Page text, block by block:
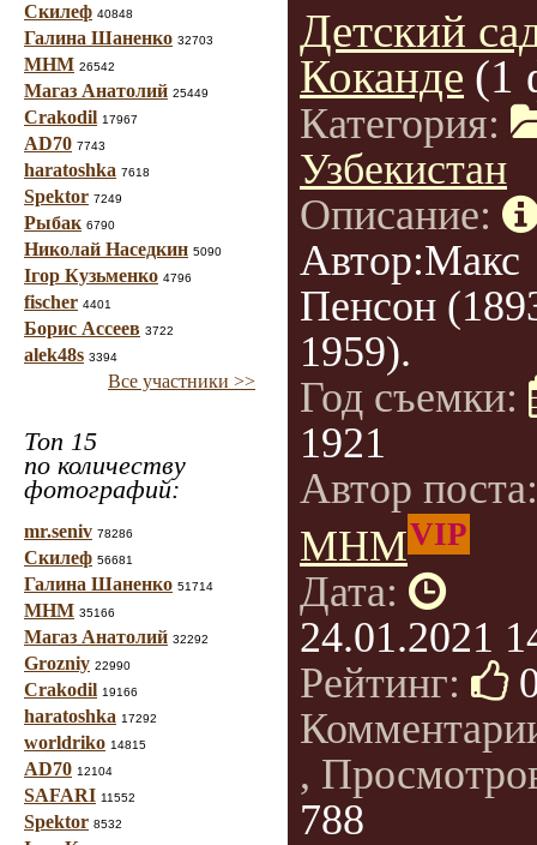
Скилеф 40848
Галина Шаненко 32703
МНМ 26542
Магаз Анатолий 25449
Crakodil 17967
AD70 7743
haratoshka 7618
Spektor 7249
Рыбак 6790
Николай Наседкин 5090
Ігор Кузьменко 4796
fischer 4401
Борис Ассеев 3722
alek48s 3394
Все участники >>
Топ 15
по количеству
фотографий:
mr.seniv 78286
Скилеф 56681
Галина Шаненко 51714
МНМ 35166
Магаз Анатолий 32292
Grozniy 22990
Crakodil 19166
haratoshka 17292
worldriko 14815
AD70 12104
SAFARI 11552
Spektor 8532
Детский
Коканде (1
Категория:
Узбекистан
Описание:
Автор:Макс
Пенсон
1959).
Год съемки:
1921
Автор
МНМVIP
Дата:
24.01.2021
Рейтинг:
,
788